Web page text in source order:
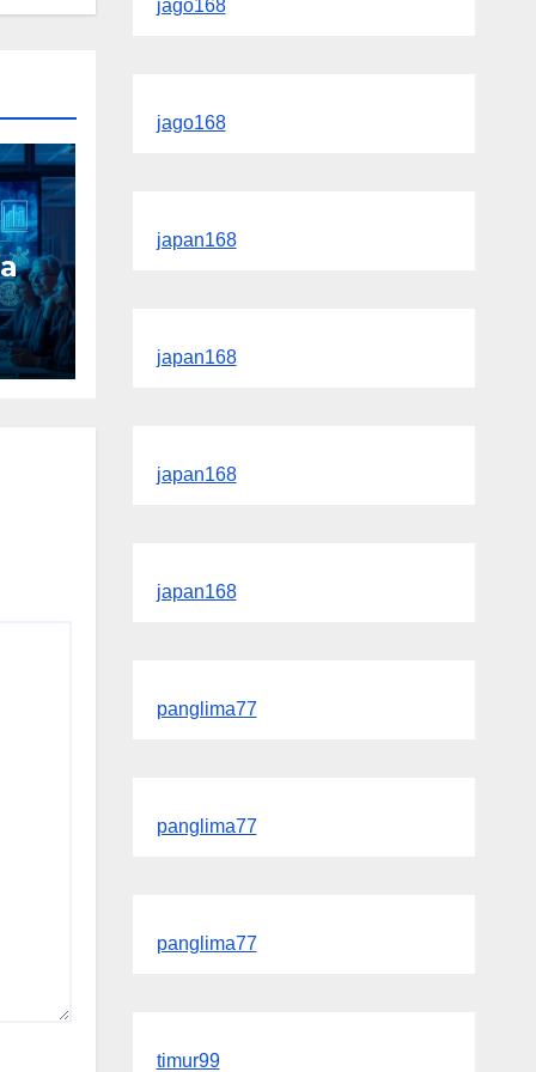
jago168
jago168
japan168
japan168
japan168
japan168
panglima77
panglima77
panglima77
timur99